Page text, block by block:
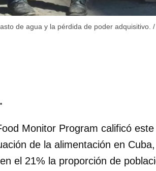
de agua y la pérdida de poder adquisitivo. /
Monitor Program calificó
de la alimentación en
el 21% la proporción de